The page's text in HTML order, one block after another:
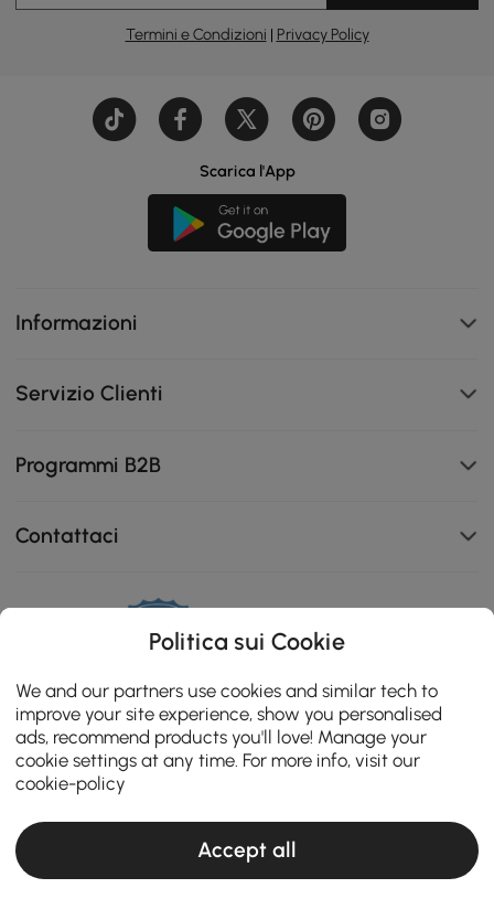
Termini e Condizioni | Privacy Policy
Scarica l'App
Informazioni
Servizio Clienti
Programmi B2B
Contattaci
111K
star
rating
ZERTIFIZIERTE BEWERTUNGEN
Politica sui Cookie
We and our partners use cookies and similar tech to
improve your site experience, show you personalised
ads, recommend products you'll love! Manage your
cookie settings at any time. For more info, visit our
cookie-policy
Accept all